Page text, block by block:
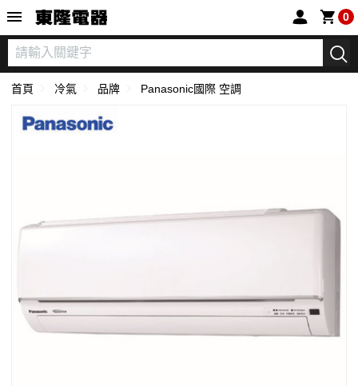
0
首頁 冷氣 品牌 Panasonic國際 空調